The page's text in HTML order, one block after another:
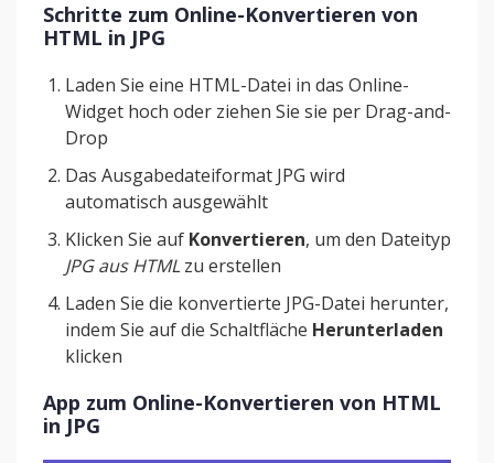
Schritte zum Online-Konvertieren von
HTML in JPG
Laden Sie eine HTML-Datei in das Online-
Widget hoch oder ziehen Sie sie per Drag-and-
Drop
Das Ausgabedateiformat JPG wird
automatisch ausgewählt
Klicken Sie auf Konvertieren, um den Dateityp
JPG aus HTML zu erstellen
Laden Sie die konvertierte JPG-Datei herunter,
indem Sie auf die Schaltfläche Herunterladen
klicken
App zum Online-Konvertieren von HTML
in JPG